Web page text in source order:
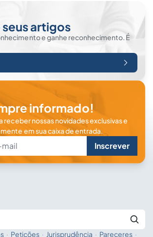
artigos
e ganhe reconhecimento. É
informado!
receber nossas novidades exclusivas e
em sua caixa de entrada.
Inscrever
· Petições · Jurisprudência · Pareceres ·